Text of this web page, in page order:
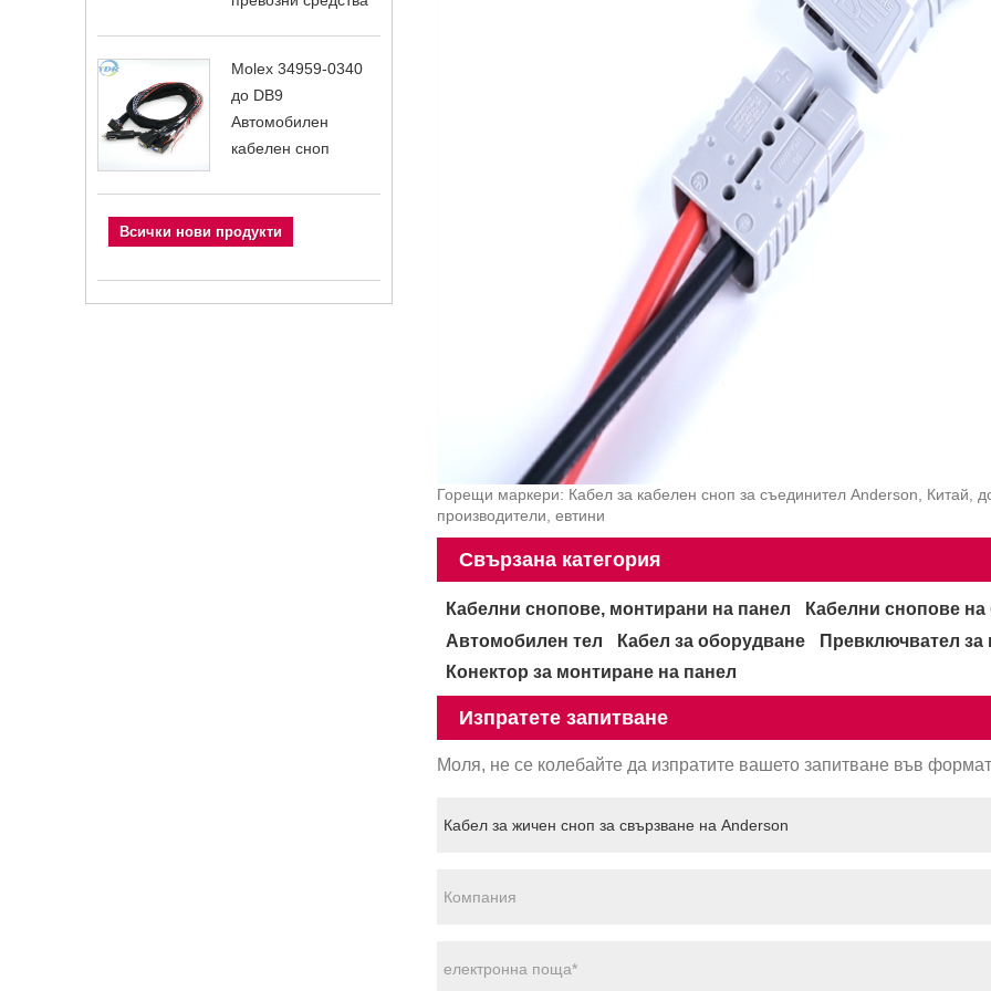
Molex 34959-0340
до DB9
Автомобилен
кабелен сноп
Всички нови продукти
Горещи маркери: Кабел за кабелен сноп за съединител Anderson, Китай,
производители, евтини
Свързана категория
Кабелни снопове, монтирани на панел Кабелни снопове на
Автомобилен тел
Кабел за оборудване
Превключвател
Конектор за монтиране на панел
Изпратете запитване
Моля, не се колебайте да изпратите вашето запитване във